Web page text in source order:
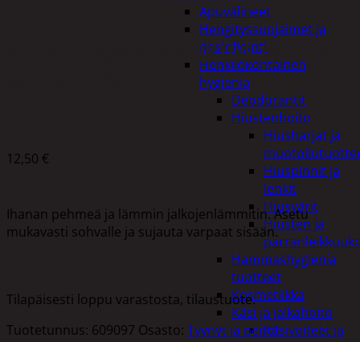
Apuvälineet
Hengityssuojaimet ja
desinfiointi
Henkilökohtainen
hygienia
Deodorantit
Hiustenhoito
Hiusharjat ja
Hiuspinnit ja
lenkit
Hiusvärit
Hiusten ja
Hammashygienia
tuotteet
Kosmetiikka
Käsi ja jalkahoito
Käsivoiteet ja
4LIVING JALKOJENLÄMMITIN LINE 32×38CM
12,50 €
Ihanan pehmeä ja lämmin jalkojenlämmitin. Asetu
mukavasti sohvalle ja sujauta varpaat sisään.
Tilapäisesti loppu varastosta, tilaustuote.
Tuotetunnus: 609097 Osasto: Tyynyt ja peitot